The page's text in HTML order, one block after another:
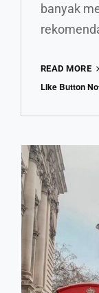
banyak
READ MORE
Like Button